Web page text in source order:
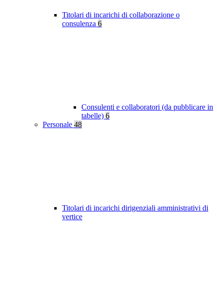
Titolari di incarichi di collaborazione o
consulenza 6
Consulenti e collaboratori (da pubblicare in
tabelle) 6
Personale 48
Titolari di incarichi dirigenziali amministrativi di
vertice